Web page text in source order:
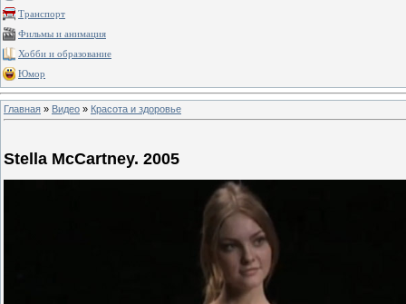
Транспорт
Фильмы и анимация
Хобби и образование
Юмор
Главная » Видео » Красота и здоровье
Stella McCartney. 2005